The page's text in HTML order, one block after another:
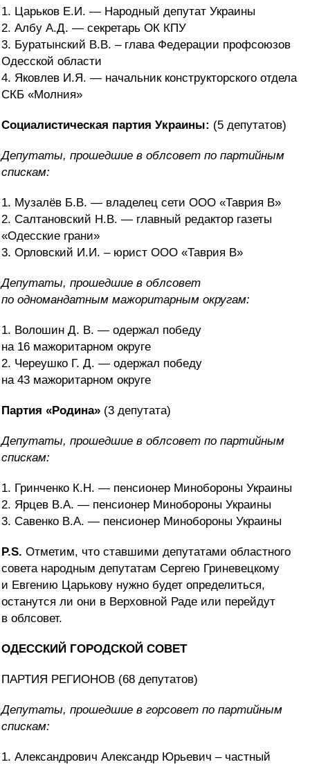
1. Царьков Е.И. — Народный депутат Украины
2. Албу А.Д. — секретарь ОК КПУ
3. Буратынский В.В. – глава Федерации профсоюзов
Одесской области
4. Яковлев И.Я. — начальник конструкторского отдела
СКБ «Молния»
Социалистическая партия Украины: (5 депутатов)
Депутаты, прошедшие в облсовет по партийным
спискам:
1. Музалёв Б.В. — владелец сети ООО «Таврия В»
2. Салтановский Н.В. — главный редактор газеты
«Одесские грани»
3. Орловский И.И. – юрист ООО «Таврия В»
Депутаты, прошедшие в облсовет
по одномандатным мажоритарным округам:
1. Волошин Д. В. — одержал победу
на 16 мажоритарном округе
2. Череушко Г. Д. — одержал победу
на 43 мажоритарном округе
Партия «Родина» (3 депутата)
Депутаты, прошедшие в облсовет по партийным
спискам:
1. Гринченко К.Н. — пенсионер Минобороны Украины
2. Ярцев В.А. — пенсионер Минобороны Украины
3. Савенко В.А. — пенсионер Минобороны Украины
P.S. Отметим, что ставшими депутатами областного
совета народным депутатам Сергею Гриневецкому
и Евгению Царькову нужно будет определиться,
останутся ли они в Верховной Раде или перейдут
в облсовет.
ОДЕССКИЙ ГОРОДСКОЙ СОВЕТ
ПАРТИЯ РЕГИОНОВ (68 депутатов)
Депутаты, прошедшие в горсовет по партийным
спискам:
1. Александрович Александр Юрьевич – частный